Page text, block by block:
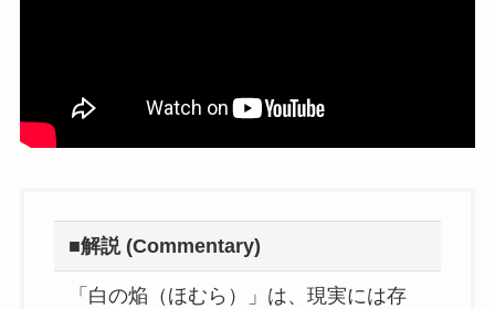
■解説 (Commentary)
「白の焔（ほむら）」は、現実には存